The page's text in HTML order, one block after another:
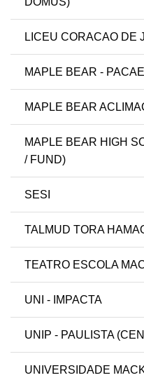
LICEU CORACAO DE
MAPLE BEAR -
MAPLE BEAR
MAPLE BEAR HIGH
/ FUND)
SESI
TALMUD TORA
TEATRO ESCOLA
UNI - IMPACTA
UNIP - PAULISTA
UNIVERSIDADE